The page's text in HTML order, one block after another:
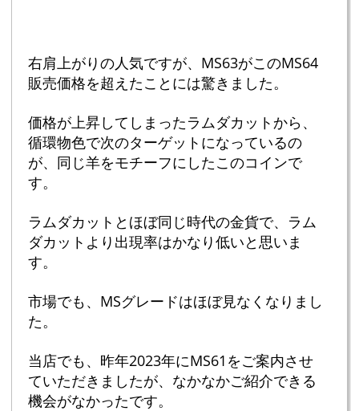
右肩上がりの人気ですが、MS63がこのMS64
販売価格を超えたことには驚きました。
価格が上昇してしまったラムダカットから、
循環物色で次のターゲットになっているの
が、同じ羊をモチーフにしたこのコインで
す。
ラムダカットとほぼ同じ時代の金貨で、ラム
ダカットより出現率はかなり低いと思いま
す。
市場でも、MSグレードはほぼ見なくなりまし
た。
当店でも、昨年2023年にMS61をご案内させ
ていただきましたが、なかなかご紹介できる
機会がなかったです。